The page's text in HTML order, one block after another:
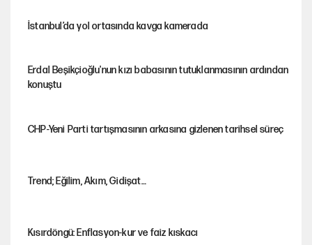
İstanbul’da yol ortasında kavga kamerada
Erdal Beşikçioğlu'nun kızı babasının tutuklanmasının ardından
konuştu
CHP-Yeni Parti tartışmasının arkasına gizlenen tarihsel süreç
Trend; Eğilim, Akım, Gidişat…
Kısırdöngü: Enflasyon-kur ve faiz kıskacı